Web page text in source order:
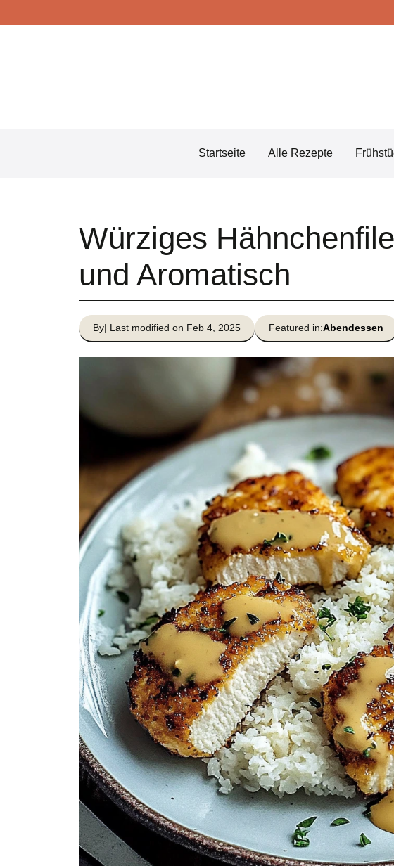
Startseite Alle Rezepte
Würziges
und Aromatisch
By| Last modified on Feb 4, 2025 Featured in:Abendessen